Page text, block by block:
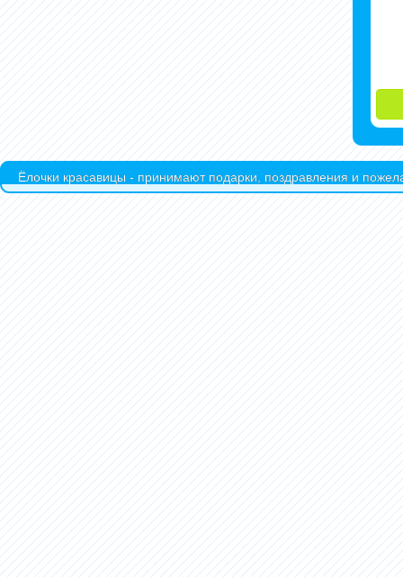
Ёлочки красавицы - принимают подарки, поздравления и